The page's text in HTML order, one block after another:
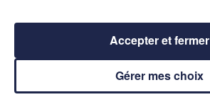
À LA UNE
Gérer mes choix
Accepter et fermer